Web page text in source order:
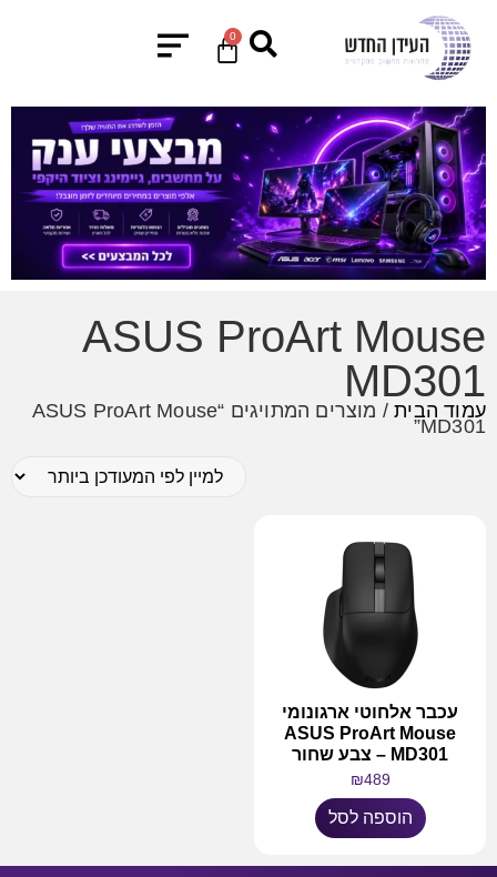
0
ASUS ProArt Mouse
MD301
עמוד הבית / מוצרים המתויגים “ASUS ProArt Mouse
MD301”
עכבר אלחוטי ארגונומי
ASUS ProArt Mouse
MD301 – צבע שחור
₪489
הוספה לסל